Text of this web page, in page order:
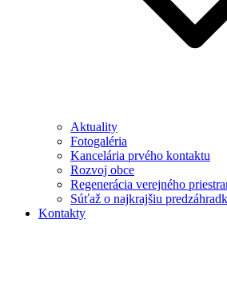
Aktuality
Fotogaléria
Kancelária prvého kontaktu
Rozvoj obce
Regenerácia verejného
Súťaž o najkrajšiu
Kontakty